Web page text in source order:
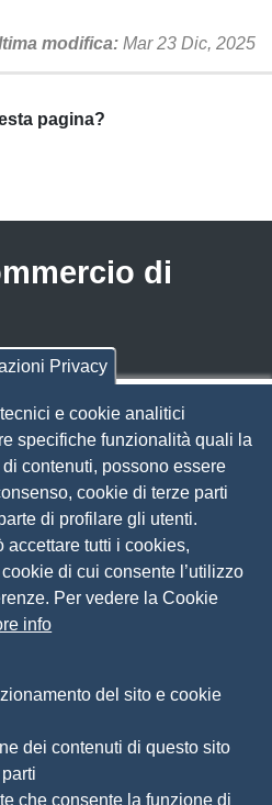
modifica Mar 23 Dic, 2025
pagina?
di
Brescia BS
Privacy
e cookie analitici
specifiche funzionalità quali la
contenuti, possono essere
cookie di terze parti
di profilare gli utenti.
accettare tutti i cookies,
di cui consente l’utilizzo
Per vedere la Cookie
info
del sito e cookie
dei contenuti di questo sito
che consente la funzione di